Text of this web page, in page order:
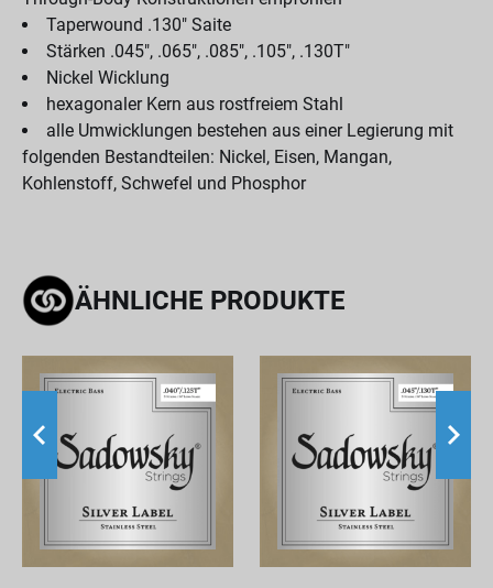
Taperwound .130" Saite
Stärken .045", .065", .085", .105", .130T"
Nickel Wicklung
hexagonaler Kern aus rostfreiem Stahl
alle Umwicklungen bestehen aus einer Legierung mit
folgenden Bestandteilen: Nickel, Eisen, Mangan,
Kohlenstoff, Schwefel und Phosphor
ÄHNLICHE PRODUKTE